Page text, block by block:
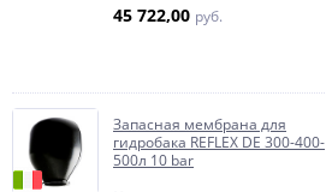
45 722,00 руб.
Запасная мембрана для
гидробака REFLEX DE 300-400-
500л 10 bar